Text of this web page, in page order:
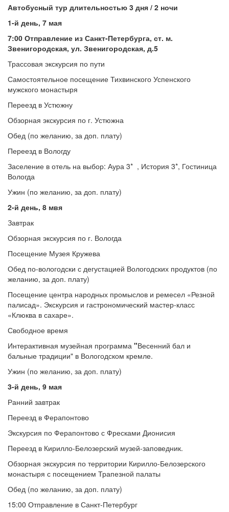
Автобусный тур длительностью 3 дня / 2 ночи
1-й день, 7 мая
7:00 Отправление из Санкт-Петербурга, ст. м.
Звенигородская, ул. Звенигородская, д.5
Трассовая экскурсия по пути
Самостоятельное посещение Тихвинского Успенского
мужского монастыря
Переезд в Устюжну
Обзорная экскурсия по г. Устюжна
Обед (по желанию, за доп. плату)
Переезд в Вологду
Заселение в отель на выбор: Аура 3* , История 3*, Гостиница
Вологда
Ужин (по желанию, за доп. плату)
2-й день, 8 мвя
Завтрак
Обзорная экскурсия по г. Вологда
Посещение Музея Кружева
Обед по-вологодски с дегустацией Вологодских продуктов (по
желанию, за доп. плату)
Посещение центра народных промыслов и ремесел «Резной
палисад». Экскурсия и гастрономический мастер-класс
«Клюква в сахаре».
Свободное время
Интерактивная музейная программа "Весенний бал и
бальные традиции" в Вологодском кремле.
Ужин (по желанию, за доп. плату)
3-й день, 9 мая
Ранний завтрак
Переезд в Ферапонтово
Экскурсия по Ферапонтово с Фресками Дионисия
Переезд в Кирилло-Белозерский музей-заповедник.
Обзорная экскурсия по территории Кирилло-Белозерского
монастыря с посещением Трапезной палаты
Обед (по желанию, за доп. плату)
15:00 Отправление в Санкт-Петербург